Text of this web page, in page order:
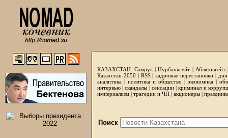
КАЗАХСТАН: Самрук |Нурбанкгейт | Аблязовгейт
Казахстан-2050 | RSS|кадровые перестановки|
аналитика | политика и общество | экономика |
интервью |скандалы | сенсации|криминал и
империализм | трагедии и ЧП | акционеры |
Поиск